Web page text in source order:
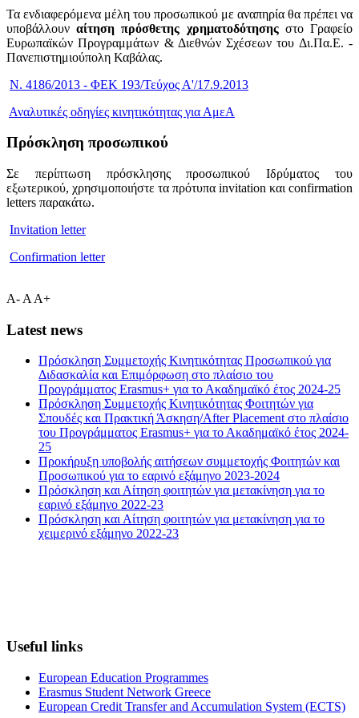
Τα ενδιαφερόμενα μέλη του προσωπικού με αναπηρία θα πρέπει να
υποβάλλουναίτηση πρόσθετης χρηματοδότησηςστο Γραφείο
Ευρωπαϊκών Προγραμμάτων & Διεθνών Σχέσεων του Δι.Πα.Ε. -
Πανεπιστημιούπολη Καβάλας.
Ν. 4186/2013 - ΦΕΚ 193/Τεύχος Α'/17.9.2013
Αναλυτικές οδηγίες κινητικότητας για ΑμεΑ
Πρόσκληση προσωπικού
Σε περίπτωση πρόσκλησης προσωπικού Ιδρύματος του
εξωτερικού, χρησιμοποιήστε τα πρότυπα invitation και confirmation
letters παρακάτω.
Invitation letter
Confirmation letter
A- A A+
Latest news
Πρόσκληση Συμμετοχής Κινητικότητας Προσωπικού για
Διδασκαλία και Επιμόρφωση στο πλαίσιο του
Προγράμματος Erasmus+ για το Ακαδημαϊκό έτος 2024-25
Πρόσκληση Συμμετοχής Κινητικότητας Φοιτητών για
Σπουδές και Πρακτική Άσκηση/After Placement στο πλαίσιο
του Προγράμματος Erasmus+ για το Ακαδημαϊκό έτος 2024-
25
Προκήρυξη υποβολής αιτήσεων συμμετοχής Φοιτητών και
Προσωπικού για το εαρινό εξάμηνο 2023-2024
Πρόσκληση και Αίτηση φοιτητών για μετακίνηση για το
εαρινό εξάμηνο 2022-23
Πρόσκληση και Αίτηση φοιτητών για μετακίνηση για το
χειμερινό εξάμηνο 2022-23
Useful links
European Education Programmes
Erasmus Student Network Greece
European Credit Transfer and Accumulation System (ECTS)